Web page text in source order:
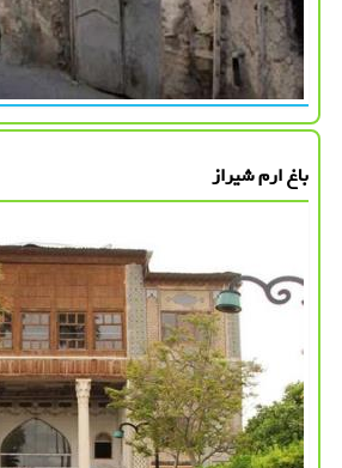
باغ ارم شیراز